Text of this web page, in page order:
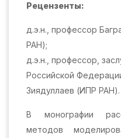
Рецензенты:
д.э.н., профессор
РАН);
д.э.н., профессор,
Российской
Зиядуллаев (ИПР РАН).
В монографии
методов